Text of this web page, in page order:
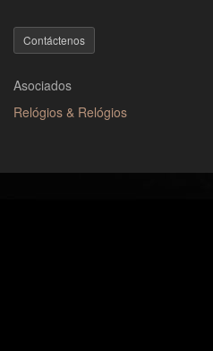
Contáctenos
Asociados
Relógios & Relógios